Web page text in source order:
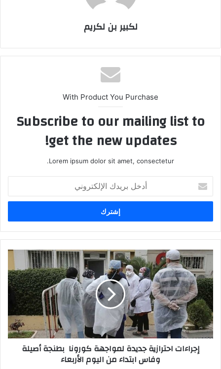
لكبير بن لكريم
With Product You Purchase
Subscribe to our mailing list to
get the new updates!
Lorem ipsum dolor sit amet, consectetur.
خ
ب
ر
د
ا
ل
إ
ل
ك
ت
ر
إ
ر
ا
ء
ا
ت
ا
ح
إجراءات احترازية جديدة لمواجهة كورونا بطنجة أصيلة
وفاس ابتداء من اليوم الأربعاء